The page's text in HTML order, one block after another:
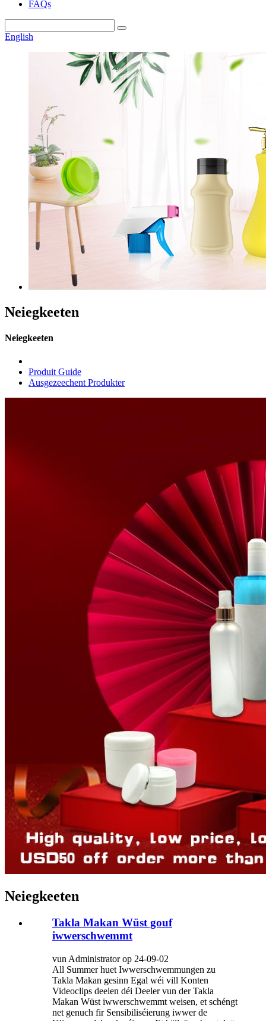
FAQs
English
Neiegkeeten
Neiegkeeten
Produit Guide
Ausgezeechent Produkter
Neiegkeeten
Takla Makan Wüst gouf
iwwerschwemmt
vun Administrator op 24-09-02
All Summer huet Iwwerschwemmungen zu
Takla Makan gesinn Egal wéi vill Konten
Videoclips deelen déi Deeler vun der Takla
Makan Wüst iwwerschwemmt weisen, et schéngt
net genuch fir Sensibiliséierung iwwer de